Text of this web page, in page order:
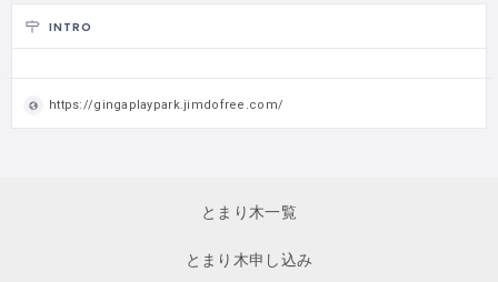
INTRO
https://gingaplaypark.jimdofree.com/
とまり木一覧
とまり木申し込み